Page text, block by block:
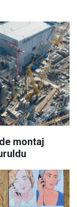
montaj